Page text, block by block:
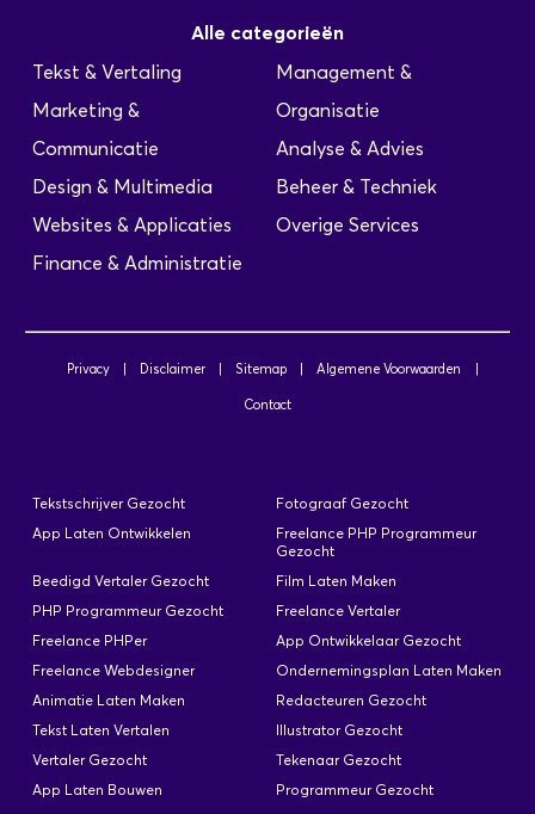
Alle categorieën
Tekst & Vertaling
Marketing &
Communicatie
Design & Multimedia
Websites & Applicaties
Finance & Administratie
Management &
Organisatie
Analyse & Advies
Beheer & Techniek
Overige Services
Privacy Disclaimer Sitemap Algemene Voorwaarden
Contact
Tekstschrijver Gezocht
Fotograaf Gezocht
App Laten Ontwikkelen
Freelance PHP Programmeur
Gezocht
Beedigd Vertaler Gezocht
Film Laten Maken
PHP Programmeur Gezocht
Freelance Vertaler
Freelance PHPer
App Ontwikkelaar Gezocht
Freelance Webdesigner
Ondernemingsplan Laten Maken
Animatie Laten Maken
Redacteuren Gezocht
Tekst Laten Vertalen
Illustrator Gezocht
Vertaler Gezocht
Tekenaar Gezocht
App Laten Bouwen
Programmeur Gezocht